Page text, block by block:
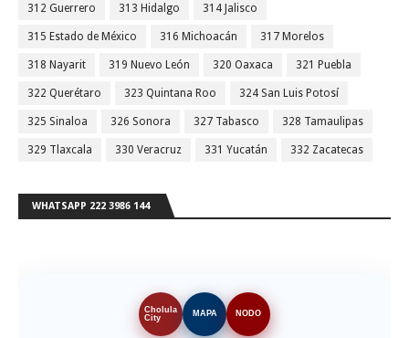
312 Guerrero 313 Hidalgo 314 Jalisco
315 Estado de México 316 Michoacán 317 Morelos
318 Nayarit 319 Nuevo León 320 Oaxaca 321 Puebla
322 Querétaro 323 Quintana Roo 324 San Luis Potosí
325 Sinaloa 326 Sonora 327 Tabasco 328 Tamaulipas
329 Tlaxcala 330 Veracruz 331 Yucatán 332 Zacatecas
WHATSAPP 222 3986 144
Cholula
City
MAPA NODO